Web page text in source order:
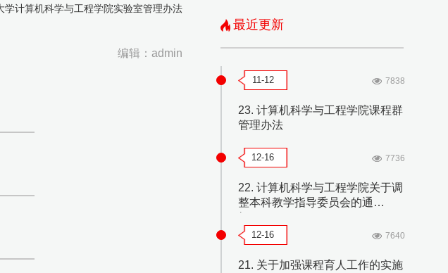
计算机科学与工程学院实验室管理办法
编辑：admin
最近更新
11-12 7838
23. 计算机科学与工程学院课程群
管理办法
12-16 7736
22. 计算机科学与工程学院关于调
整本科教学指导委员会的通
12-16 7640
21. 关于加强课程育人工作的实施